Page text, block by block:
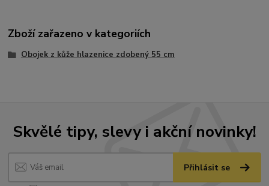
Zboží zařazeno v kategoriích
Obojek z kůže hlazenice zdobený 55 cm
Skvělé tipy, slevy i akční novinky!
Přihlásit se